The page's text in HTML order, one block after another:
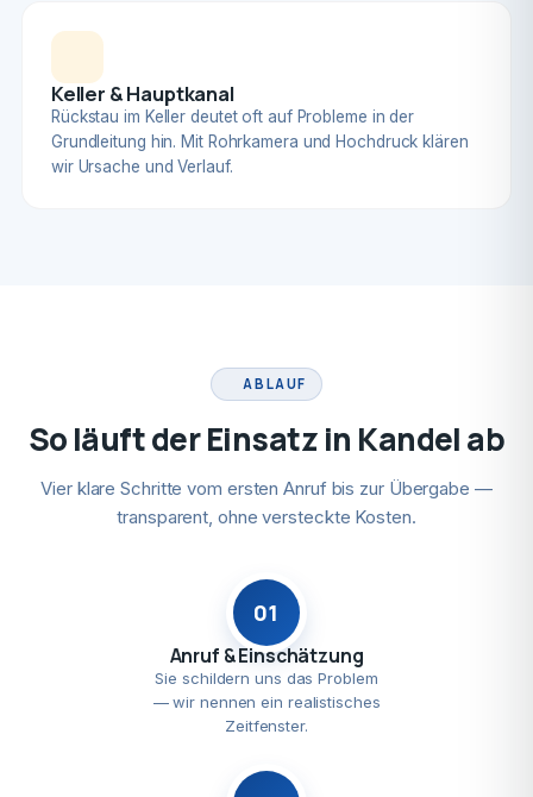
Keller & Hauptkanal
Rückstau im Keller deutet oft auf Probleme in der
Grundleitung hin. Mit Rohrkamera und Hochdruck klären
wir Ursache und Verlauf.
ABLAUF
So läuft der Einsatz in Kandel ab
Vier klare Schritte vom ersten Anruf bis zur Übergabe —
transparent, ohne versteckte Kosten.
01
Anruf & Einschätzung
Sie schildern uns das Problem
— wir nennen ein realistisches
Zeitfenster.